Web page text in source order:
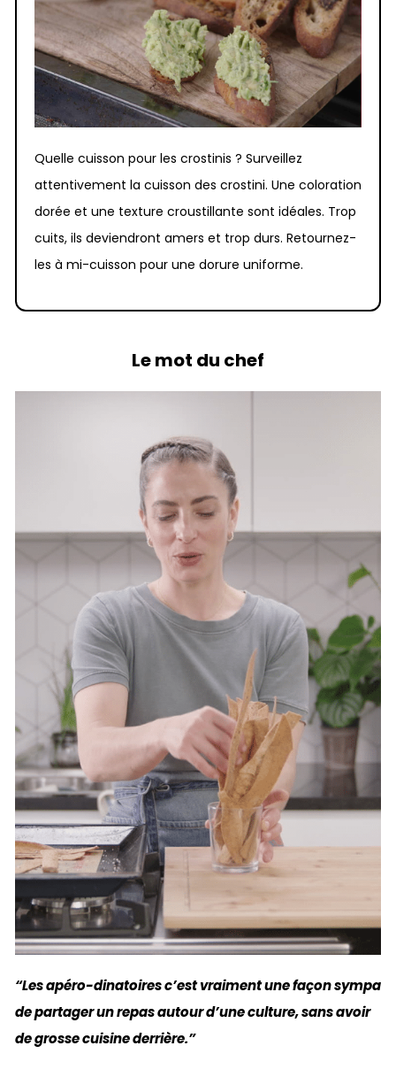
Quelle cuisson pour les crostinis ? Surveillez
attentivement la cuisson des crostini. Une coloration
dorée et une texture croustillante sont idéales. Trop
cuits, ils deviendront amers et trop durs. Retournez-
les à mi-cuisson pour une dorure uniforme.
“Les apéro-dinatoires c’est vraiment une façon sympa
de partager un repas autour d’une culture, sans avoir
de grosse cuisine derrière.”
Le mot du chef